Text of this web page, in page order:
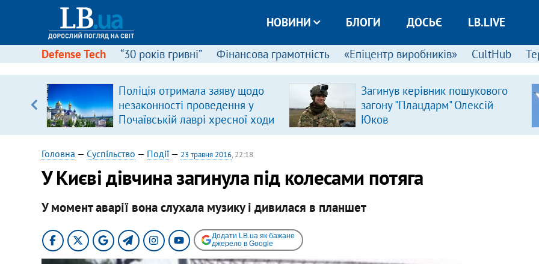
НОВИНИ БЛОГИ ДОСЬЄ LB.LIVE
Defense Tech “30 років гривні” Фінансова грамотність «Епіцентр виробників» CultHub
Поліція отримала заяву щодо
незаконності проведення у
Почаївській лаврі хресної ходи
Загинув керівник пошукового
загону "Плацдарм" Олексій
Юков
Головна — Суспільство — Події— 23 травня 2016, 22:18
У Києві дівчина загинула під колесами потяга
У момент аварії вона слухала музику і дивилася в планшет
Додати LB.ua як бажане
джерело в Google